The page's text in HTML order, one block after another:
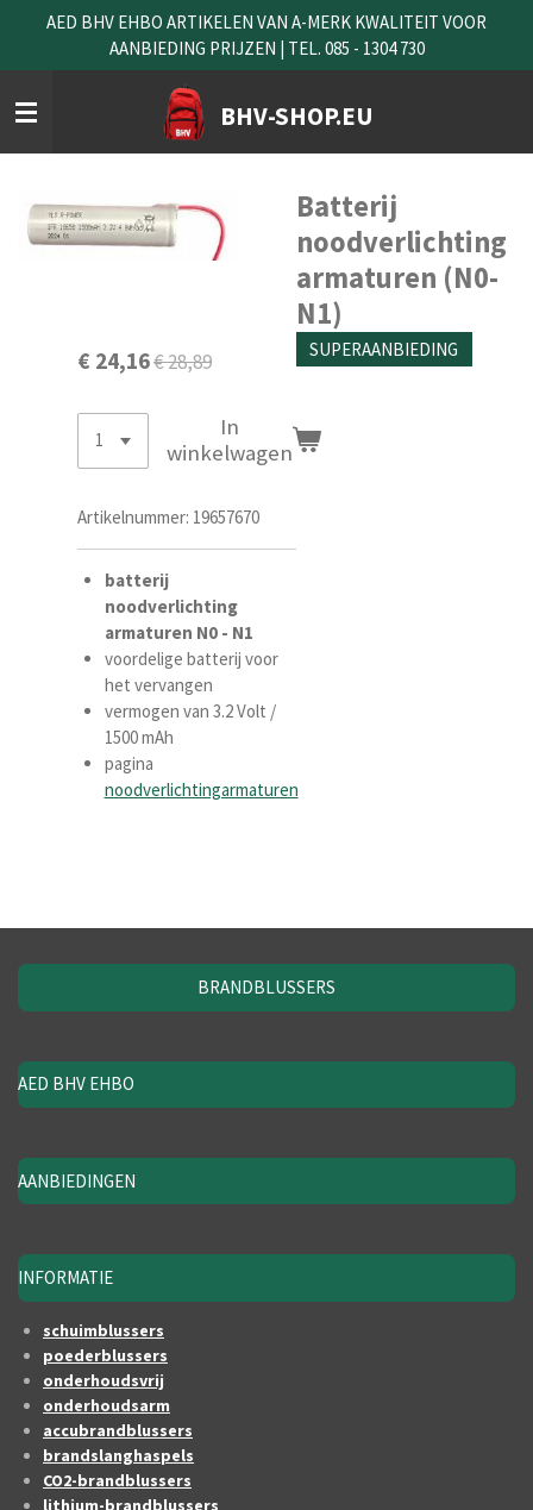
naar
de
hoofdinhoud
BHV-SHOP.EU
AED BHV EHBO ARTIKELEN VAN A-MERK KWALITEIT VOOR
AANBIEDING PRIJZEN | TEL. 085 - 1304 730
Batterij
noodverlichting
armaturen (N0-
N1)
SUPERAANBIEDING
€ 24,16€ 28,89
In
winkelwagen
Artikelnummer: 19657670
batterij
noodverlichting
armaturen N0 - N1
voordelige batterij voor
het vervangen
vermogen van 3.2 Volt /
1500 mAh
pagina
noodverlichtingarmaturen
BRANDBLUSSERS
AED BHV EHBO
AANBIEDINGEN
INFORMATIE
schuimblussers
poederblussers
onderhoudsvrij
onderhoudsarm
accubrandblussers
brandslanghaspels
CO2-brandblussers
lithium-brandblussers